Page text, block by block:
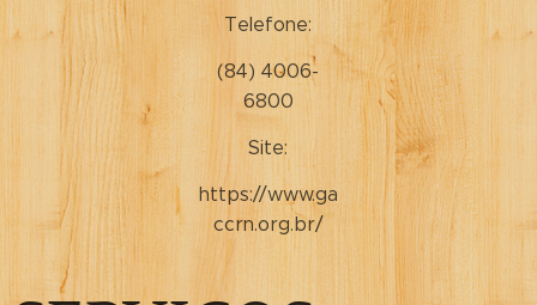
Telefone:
‎(84) 4006-
6800
Site:
https://www.ga
ccrn.org.br/